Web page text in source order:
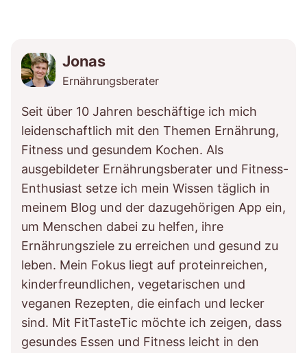
Jonas
Ernährungsberater
Seit über 10 Jahren beschäftige ich mich
leidenschaftlich mit den Themen Ernährung,
Fitness und gesundem Kochen. Als
ausgebildeter Ernährungsberater und Fitness-
Enthusiast setze ich mein Wissen täglich in
meinem Blog und der dazugehörigen App ein,
um Menschen dabei zu helfen, ihre
Ernährungsziele zu erreichen und gesund zu
leben. Mein Fokus liegt auf proteinreichen,
kinderfreundlichen, vegetarischen und
veganen Rezepten, die einfach und lecker
sind. Mit FitTasteTic möchte ich zeigen, dass
gesundes Essen und Fitness leicht in den